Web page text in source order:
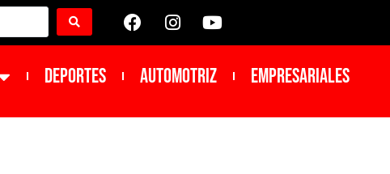
DEPORTES Automotriz Empresariales